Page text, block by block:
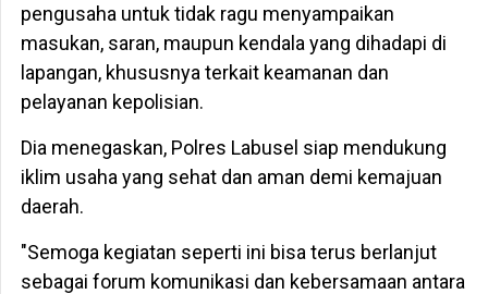
pengusaha untuk tidak ragu menyampaikan
masukan, saran, maupun kendala yang dihadapi di
lapangan, khususnya terkait keamanan dan
pelayanan kepolisian.
Dia menegaskan, Polres Labusel siap mendukung
iklim usaha yang sehat dan aman demi kemajuan
daerah.
"Semoga kegiatan seperti ini bisa terus berlanjut
sebagai forum komunikasi dan kebersamaan antara